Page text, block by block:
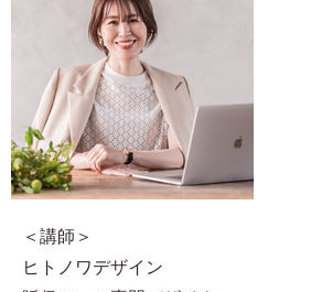
＜講師＞
ヒトノワデザイン